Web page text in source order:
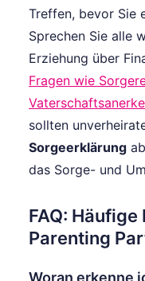
Treffen, bevor Sie
Sprechen Sie alle
Erziehung über
Fragen wie
sollten
Sorgeerklärung
das Sorge- und
FAQ:
Parenting
Woran erkenne